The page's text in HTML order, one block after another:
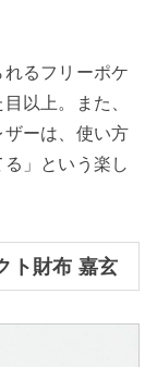
るフリーポケ
以上。また、
ーは、使い方
」という楽し
ト財布 嘉玄